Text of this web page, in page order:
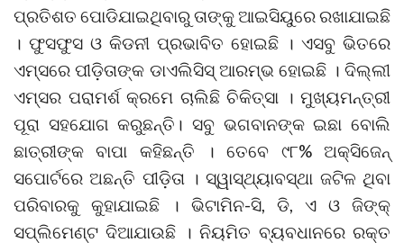
ପ୍ରତିଶତ ପୋଡିଯାଇଥିବାରୁ ତାଙ୍କୁ ଆଇସିୟୁରେ ରଖାଯାଇଛି
। ଫୁସଫୁସ ଓ କିଡନୀ ପ୍ରଭାବିତ ହୋଇଛି । ଏସବୁ ଭିତରେ
ଏମ୍‌ସରେ ପୀଡ଼ିତାଙ୍କ ଡାଏଲିସିସ୍ ଆରମ୍ଭ ହୋଇଛି । ଦିଲ୍ଲୀ
ଏମ୍‌ସର ପରାମର୍ଶ କ୍ରମେ ଚାଲିଛି ଚିକିତ୍ସା । ମୁଖ୍ୟମନ୍ତ୍ରୀ
ପୂରା ସହଯୋଗ କରୁଛନ୍ତି। ସବୁ ଭଗବାନଙ୍କ ଇଛା ବୋଲି
ଛାତ୍ରୀଙ୍କ ବାପା କହିଛନ୍ତି । ତେବେ ୯୮% ଅକ୍ସିଜେନ୍
ସପୋର୍ଟରେ ଅଛନ୍ତି ପୀଡ଼ିତା । ସ୍ୱାସ୍ଥ୍ୟାବସ୍ଥା ଜଟିଳ ଥିବା
ପରିବାରକୁ କୁହାଯାଇଛି । ଭିଟାମିନ-ସି, ଡି, ଏ ଓ ଜିଙ୍କ୍
ସପ୍ଲିମେଣ୍ଟ ଦିଆଯାଉଛି । ନିୟମିତ ବ୍ୟବଧାନରେ ରକ୍ତ